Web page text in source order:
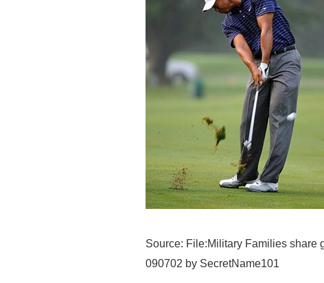
Source: File:Military Families share
090702 by SecretName101